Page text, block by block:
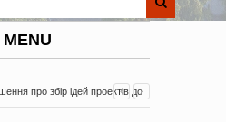
MENU
про збір ідей проектів до